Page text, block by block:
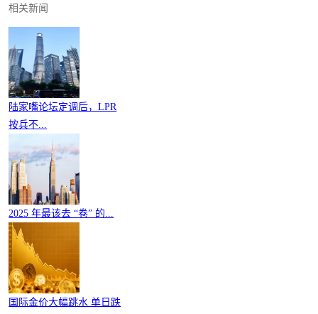
相关新闻
陆家嘴论坛定调后，LPR
按兵不...
2025 年最该去 “卷” 的...
国际金价大幅跳水 单日跌